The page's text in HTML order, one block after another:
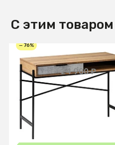
С этим
— 76%
6 000 ₽
24 900 ₽
Стол письменный Plato
Шерман коньяк